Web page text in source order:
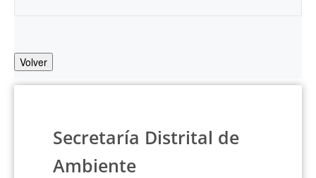
Volver
Secretaría Distrital de
Ambiente